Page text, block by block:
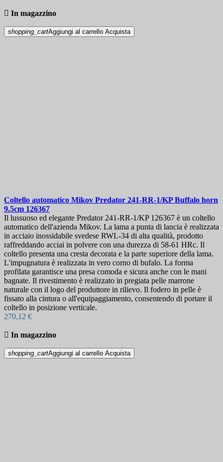
 In magazzino
shopping_cartAggiungi al carrello Acquista
Coltello automatico Mikov Predator 241-RR-1/KP Buffalo horn
9.5cm 126367
Il lussuoso ed elegante Predator 241-RR-1/KP 126367 è un coltello
automatico dell'azienda Mikov. La lama a punta di lancia è realizzata
in acciaio inossidabile svedese RWL-34 di alta qualità, prodotto
raffreddando acciai in polvere con una durezza di 58-61 HRc. Il
coltello presenta una cresta decorata e la parte superiore della lama.
L'impugnatura è realizzata in vero corno di bufalo. La forma
profilata garantisce una presa comoda e sicura anche con le mani
bagnate. Il rivestimento è realizzato in pregiata pelle marrone
naturale con il logo del produttore in rilievo. Il fodero in pelle è
fissato alla cintura o all'equipaggiamento, consentendo di portare il
coltello in posizione verticale.
270,12 €
 In magazzino
shopping_cartAggiungi al carrello Acquista